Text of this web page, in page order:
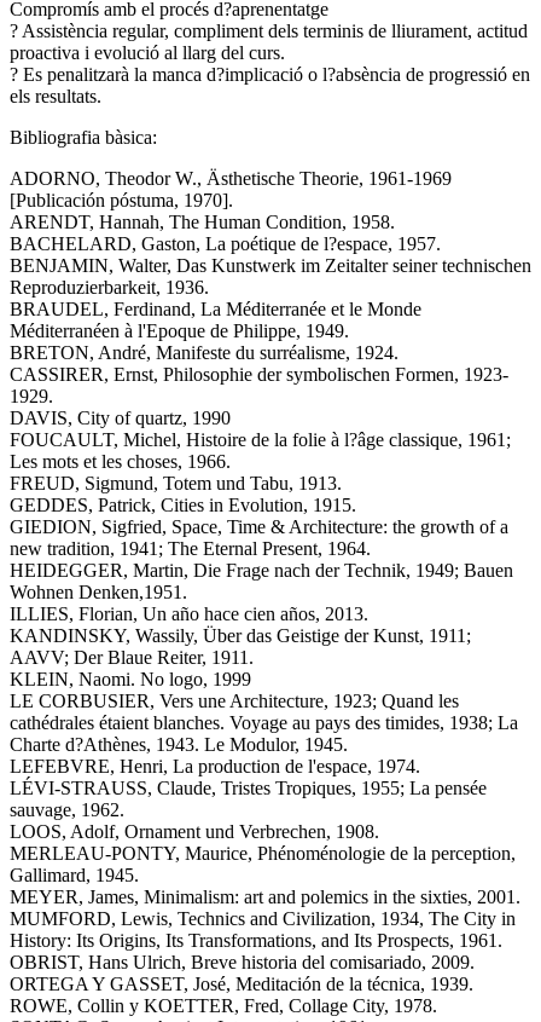
Compromís amb el procés d?aprenentatge
? Assistència regular, compliment dels terminis de lliurament, actitud
proactiva i evolució al llarg del curs.
? Es penalitzarà la manca d?implicació o l?absència de progressió en
els resultats.
Bibliografia bàsica:
ADORNO, Theodor W., Ästhetische Theorie, 1961-1969
[Publicación póstuma, 1970].
ARENDT, Hannah, The Human Condition, 1958.
BACHELARD, Gaston, La poétique de l?espace, 1957.
BENJAMIN, Walter, Das Kunstwerk im Zeitalter seiner technischen
Reproduzierbarkeit, 1936.
BRAUDEL, Ferdinand, La Méditerranée et le Monde
Méditerranéen à l'Epoque de Philippe, 1949.
BRETON, André, Manifeste du surréalisme, 1924.
CASSIRER, Ernst, Philosophie der symbolischen Formen, 1923-
1929.
DAVIS, City of quartz, 1990
FOUCAULT, Michel, Histoire de la folie à l?âge classique, 1961;
Les mots et les choses, 1966.
FREUD, Sigmund, Totem und Tabu, 1913.
GEDDES, Patrick, Cities in Evolution, 1915.
GIEDION, Sigfried, Space, Time & Architecture: the growth of a
new tradition, 1941; The Eternal Present, 1964.
HEIDEGGER, Martin, Die Frage nach der Technik, 1949; Bauen
Wohnen Denken,1951.
ILLIES, Florian, Un año hace cien años, 2013.
KANDINSKY, Wassily, Über das Geistige der Kunst, 1911;
AAVV; Der Blaue Reiter, 1911.
KLEIN, Naomi. No logo, 1999
LE CORBUSIER, Vers une Architecture, 1923; Quand les
cathédrales étaient blanches. Voyage au pays des timides, 1938; La
Charte d?Athènes, 1943. Le Modulor, 1945.
LEFEBVRE, Henri, La production de l'espace, 1974.
LÉVI-STRAUSS, Claude, Tristes Tropiques, 1955; La pensée
sauvage, 1962.
LOOS, Adolf, Ornament und Verbrechen, 1908.
MERLEAU-PONTY, Maurice, Phénoménologie de la perception,
Gallimard, 1945.
MEYER, James, Minimalism: art and polemics in the sixties, 2001.
MUMFORD, Lewis, Technics and Civilization, 1934, The City in
History: Its Origins, Its Transformations, and Its Prospects, 1961.
OBRIST, Hans Ulrich, Breve historia del comisariado, 2009.
ORTEGA Y GASSET, José, Meditación de la técnica, 1939.
ROWE, Collin y KOETTER, Fred, Collage City, 1978.